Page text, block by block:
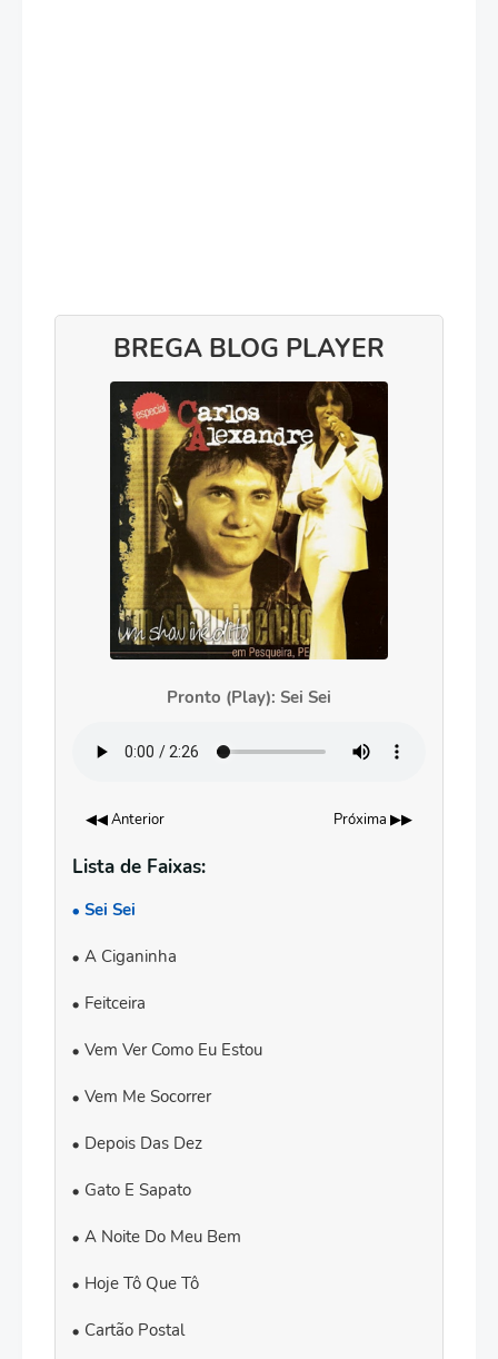
BREGA BLOG PLAYER
Pronto (Play): Sei Sei
◀◀ Anterior Próxima ▶▶
Lista de Faixas:
Sei Sei
A Ciganinha
Feitceira
Vem Ver Como Eu Estou
Vem Me Socorrer
Depois Das Dez
Gato E Sapato
A Noite Do Meu Bem
Hoje Tô Que Tô
Cartão Postal